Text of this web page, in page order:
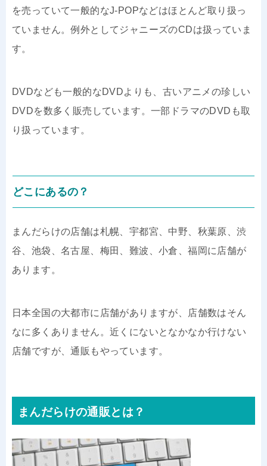
を売っていて一般的なJ-POPなどはほとんど取り扱っ
ていません。例外としてジャニーズのCDは扱っていま
す。
DVDなども一般的なDVDよりも、古いアニメの珍しい
DVDを数多く販売しています。一部ドラマのDVDも取
り扱っています。
どこにあるの？
まんだらけの店舗は札幌、宇都宮、中野、秋葉原、渋
谷、池袋、名古屋、梅田、難波、小倉、福岡に店舗が
あります。
日本全国の大都市に店舗がありますが、店舗数はそん
なに多くありません。近くにないとなかなか行けない
店舗ですが、通販もやっています。
まんだらけの通販とは？